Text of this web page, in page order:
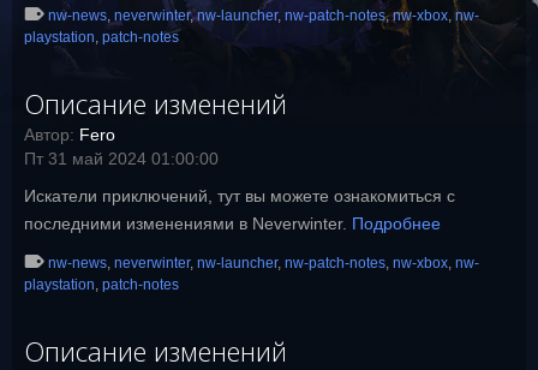
nw-news, neverwinter,nw-launcher, nw-patch-notes,nw-xbox, nw-
playstation, patch-notes
Описание изменений
Автор: Fero
Пт 31 май 2024 01:00:00
Искатели приключений, тут вы можете ознакомиться с
последними изменениями в Neverwinter. Подробнее
nw-news, neverwinter, nw-launcher, nw-patch-notes, nw-xbox, nw-
playstation, patch-notes
Описание изменений